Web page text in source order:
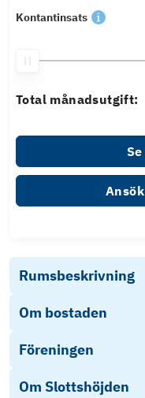
Kontantinsats
Total månadsutgift:
Rumsbeskrivning
Om bostaden
Föreningen
Om Slottshöjden